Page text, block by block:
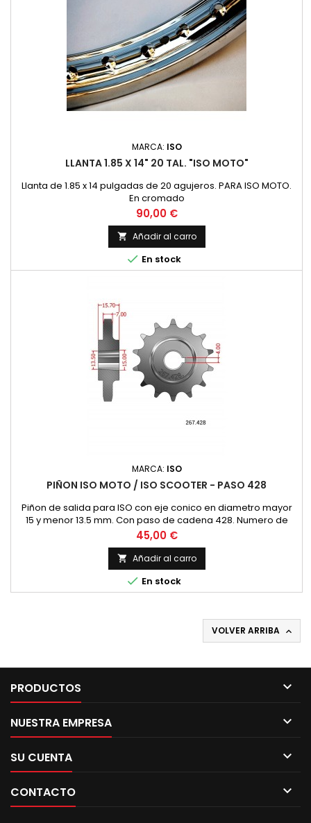
MARCA: ISO
LLANTA 1.85 X 14" 20 TAL. "ISO MOTO"
Llanta de 1.85 x 14 pulgadas de 20 agujeros. PARA ISO MOTO.
En cromado
Precio
90,00 €
 Añadir al carro
 En stock
MARCA: ISO
PIÑON ISO MOTO / ISO SCOOTER - PASO 428
Piñon de salida para ISO con eje conico en diametro mayor
15 y menor 13.5 mm. Con paso de cadena 428. Numero de
dientes a elegir.
Precio
45,00 €
 Añadir al carro
 En stock
VOLVER ARRIBA 
PRODUCTOS 
NUESTRA EMPRESA 
SU CUENTA 
CONTACTO 